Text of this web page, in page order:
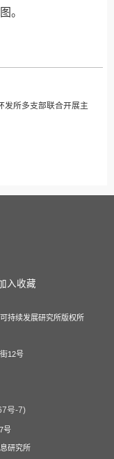
。
所多支部联合开展主
入收藏
持续发展研究所版权所
12号
号-7)
号
研究所